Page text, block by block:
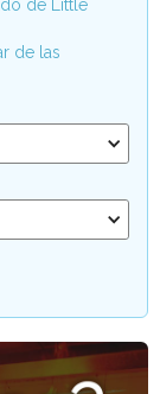
de Little
de las